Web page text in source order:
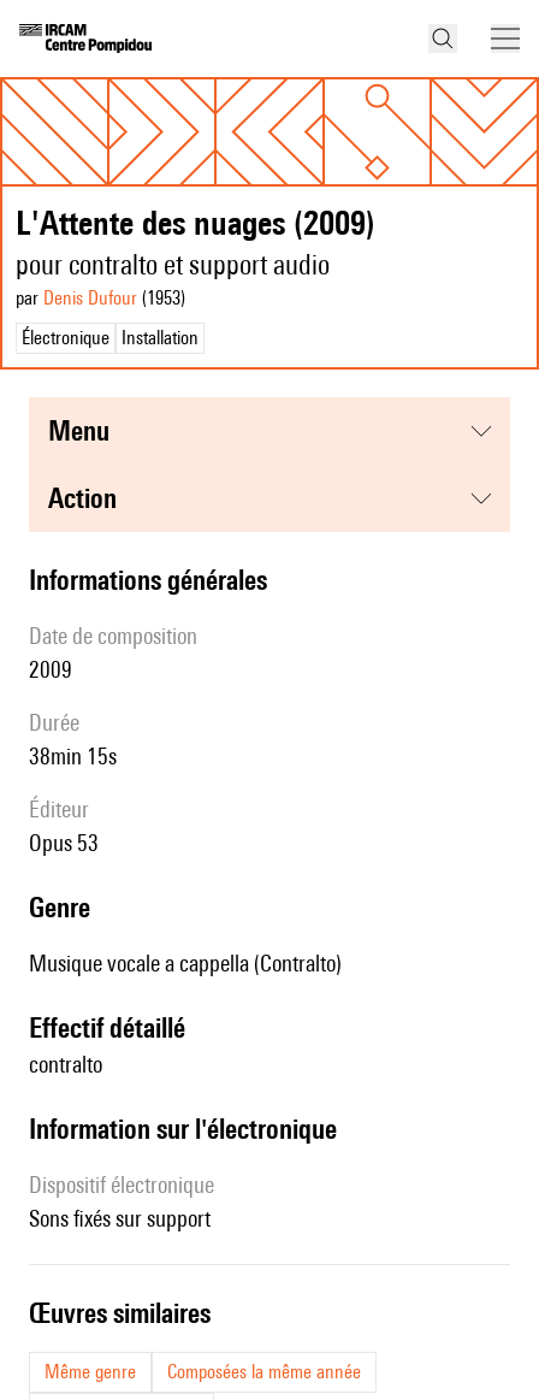
L'Attente des nuages (2009)
pour contralto et support audio
par Denis Dufour (1953)
Électronique
Installation
menu
action
informations générales
date de composition
2009
durée
38min 15s
éditeur
Opus 53
genre
Musique vocale a cappella (Contralto)
effectif détaillé
contralto
Information sur l'électronique
Dispositif électronique
sons fixés sur support
œuvres similaires
Même genre
Composées la même année